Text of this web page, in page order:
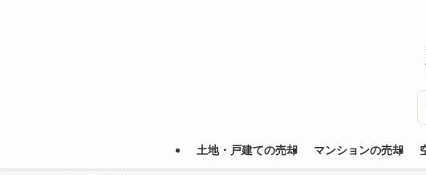
土地・戸建ての売却 マンションの売却